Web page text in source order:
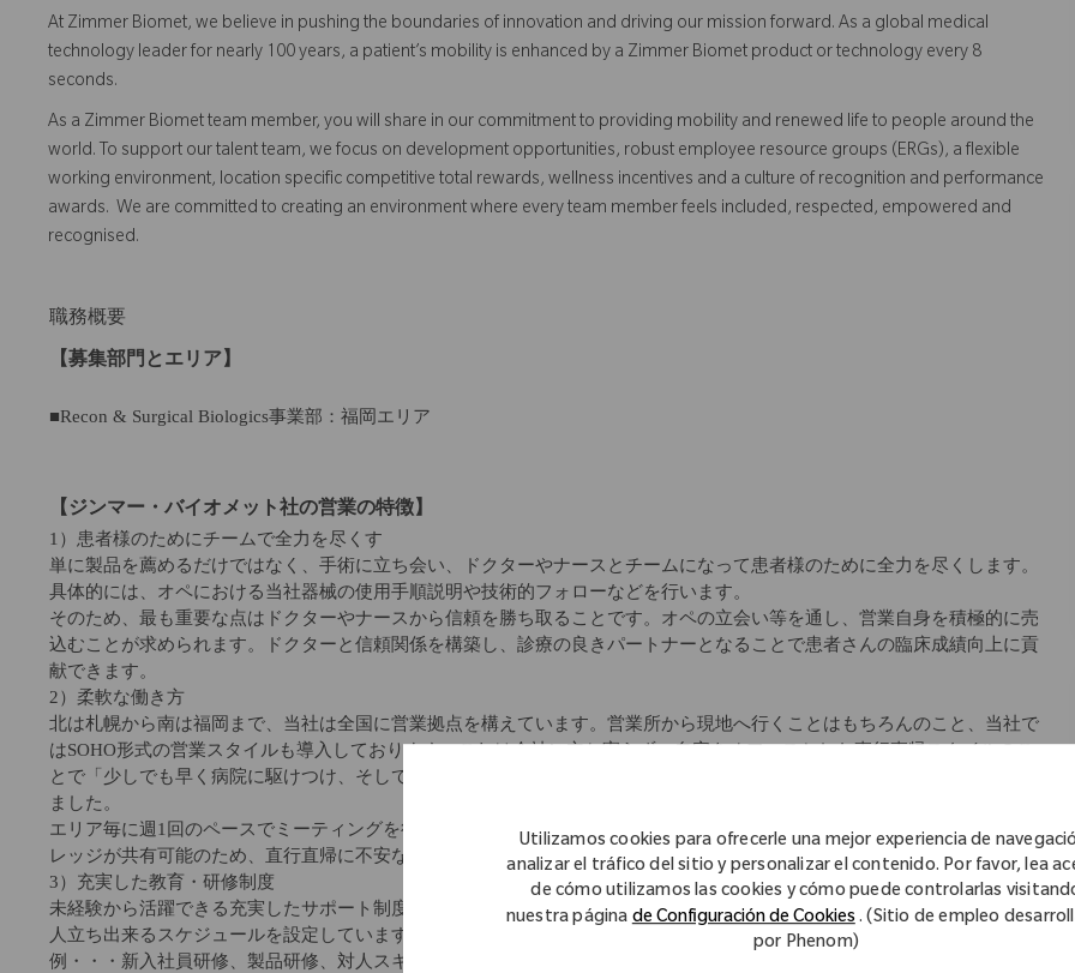
Utilizamos cookies para ofrecerle una mejor experiencia de
analizar el tráfico del sitio y personalizar el contenido. Por favor, lea
de cómo utilizamos las cookies y cómo puede controlarlas
nuestra páginade Configuración de Cookies. (Sitio de empleo
por Phenom)
At Zimmer Biomet, we believe in pushing the boundaries of innovation and driving our mission forward. As a global medical
technology leader for nearly 100 years, a patient’s mobility is enhanced by a Zimmer Biomet product or technology every 8
seconds.
As a Zimmer Biomet team member, you will share in our commitment to providing mobility and renewed life to people around the
world. To support our talent team, we focus on development opportunities, robust employee resource groups (ERGs), a flexible
working environment, location specific competitive total rewards, wellness incentives and a culture of recognition and performance
awards. We are committed to creating an environment where every team member feels included, respected, empowered and
recognised.
職務概要
【募集部門とエリア】
■Recon & Surgical Biologics事業部：福岡エリア
【ジンマー・バイオメット社の営業の特徴】
1）患者様のためにチームで全力を尽くす
単に製品を薦めるだけではなく、手術に立ち会い、ドクターやナースとチームになって患者様のために全力を尽くします。
具体的には、オペにおける当社器械の使用手順説明や技術的フォローなどを行います。
そのため、最も重要な点はドクターやナースから信頼を勝ち取ることです。オペの立会い等を通し、営業自身を積極的に売
込むことが求められます。ドクターと信頼関係を構築し、診療の良きパートナーとなることで患者さんの臨床成績向上に貢
献できます。
2）柔軟な働き方
北は札幌から南は福岡まで、当社は全国に営業拠点を構えています。営業所から現地へ行くことはもちろんのこと、当社で
はSOHO形式の営業スタイルも導入しております。これは会社に立ち寄らず、自宅をオフィスとした直行直帰スタイルのこ
とで「少しでも早く病院に駆けつけ、そして少しでも長く医師のサポートをできるように」というコンセプトの元、始まり
ました。
エリア毎に週1回のペースでミーティングを行いますし(エリアにより差異あり)、社内イントラネットから学術文献などのナ
レッジが共有可能のため、直行直帰に不安な方でも安心していただけます。
3）充実した教育・研修制度
未経験から活躍できる充実したサポート制度がございます。教材を使用した座学、先輩社員の同行を中心としたOJT等、一
人立ち出来るスケジュールを設定しています。
例・・・新入社員研修、製品研修、対人スキル研修、営業スキル研修など